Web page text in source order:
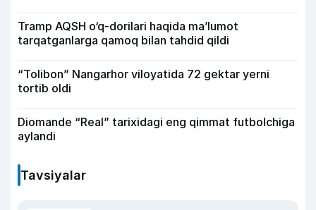
Tramp AQSH o‘q-dorilari haqida ma’lumot
tarqatganlarga qamoq bilan tahdid qildi
“Tolibon” Nangarhor viloyatida 72 gektar yerni
tortib oldi
Diomande “Real” tarixidagi eng qimmat futbolchiga
aylandi
Tavsiyalar